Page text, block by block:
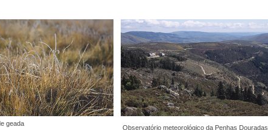
geada
Observatório meteorológico da Penhas Douradas